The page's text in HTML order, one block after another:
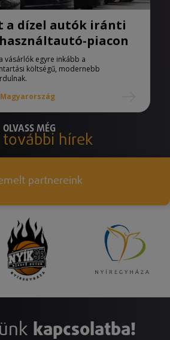
a dízel autók iránti
piacon
vásárlók egyre inkább a
költségű, modernebb
Magyarország
OLVASS MÉG
további hírek
partnereink
kapcsolatba!